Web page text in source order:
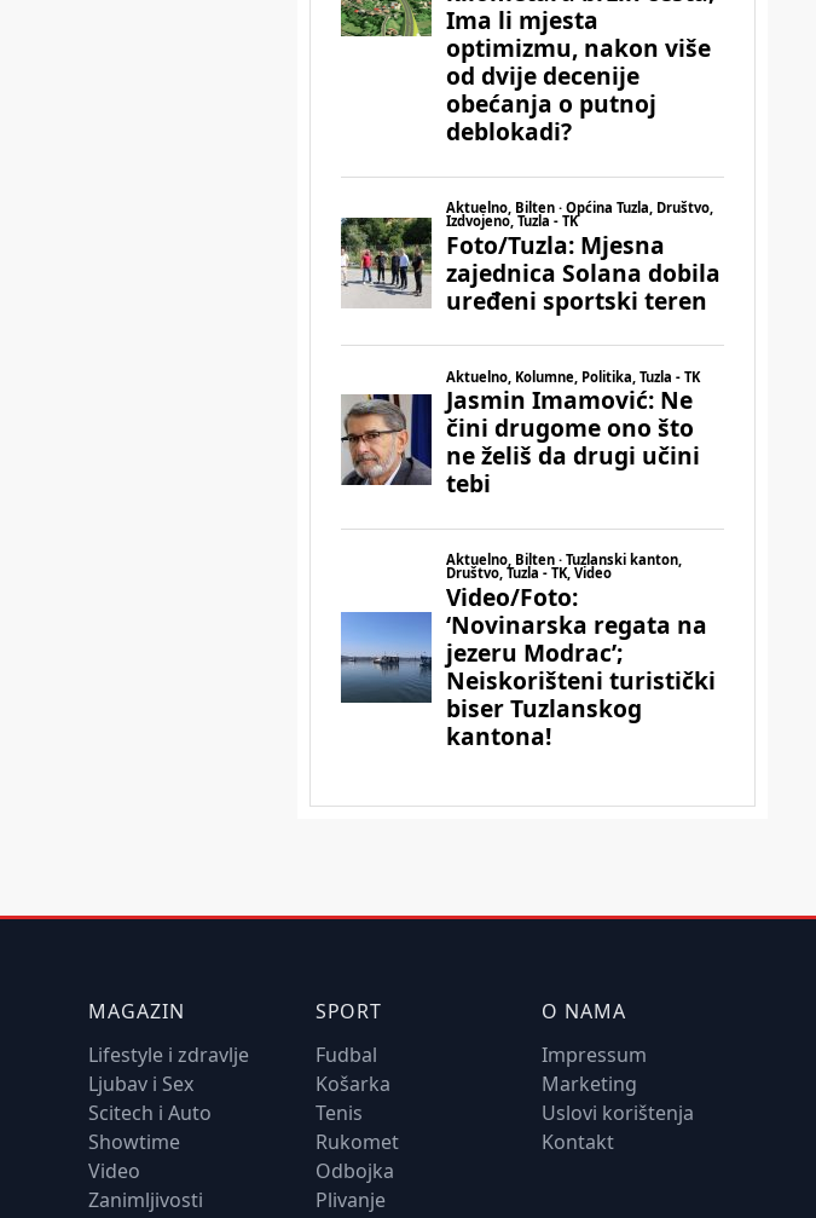
MAGAZIN
Lifestyle i zdravlje
Ljubav i Sex
Scitech i Auto
Showtime
Video
Zanimljivosti
SPORT
Fudbal
Košarka
Tenis
Rukomet
Odbojka
Plivanje
O NAMA
Impressum
Marketing
Uslovi korištenja
Kontakt